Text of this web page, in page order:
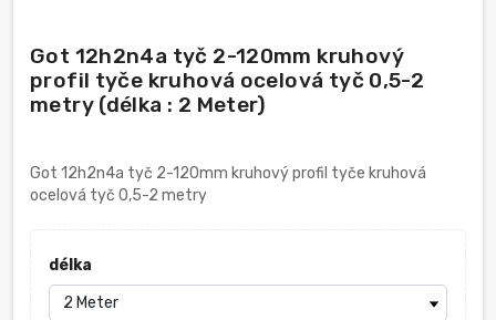
Got 12h2n4a tyč 2-120mm kruhový
profil tyče kruhová ocelová tyč 0,5-2
metry (délka : 2 Meter)
Got 12h2n4a tyč 2-120mm kruhový profil tyče kruhová
ocelová tyč 0,5-2 metry
délka